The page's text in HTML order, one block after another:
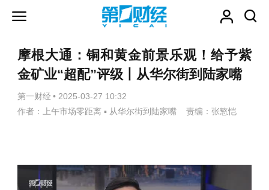
摩根大通：铜和黄金前景乐观！给予紫
金矿业“超配”评级丨从华尔街到陆家嘴
第一财经 • 2025-03-27 10:32
作者：上午市场零距离 ▪ 从华尔街到陆家嘴 责编：张慜恺